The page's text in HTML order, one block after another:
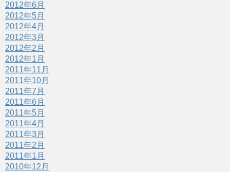
2012年6月
2012年5月
2012年4月
2012年3月
2012年2月
2012年1月
2011年11月
2011年10月
2011年7月
2011年6月
2011年5月
2011年4月
2011年3月
2011年2月
2011年1月
2010年12月